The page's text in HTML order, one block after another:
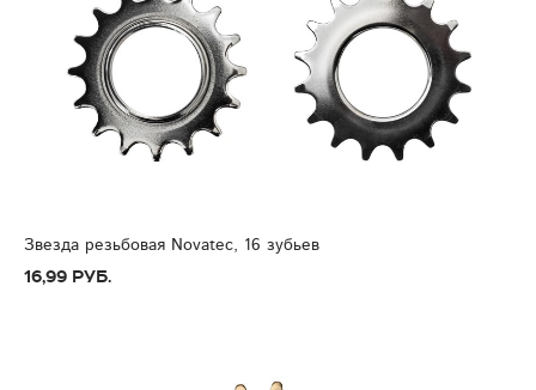
Звезда резьбовая Novatec, 16 зубьев
16,99 руб.